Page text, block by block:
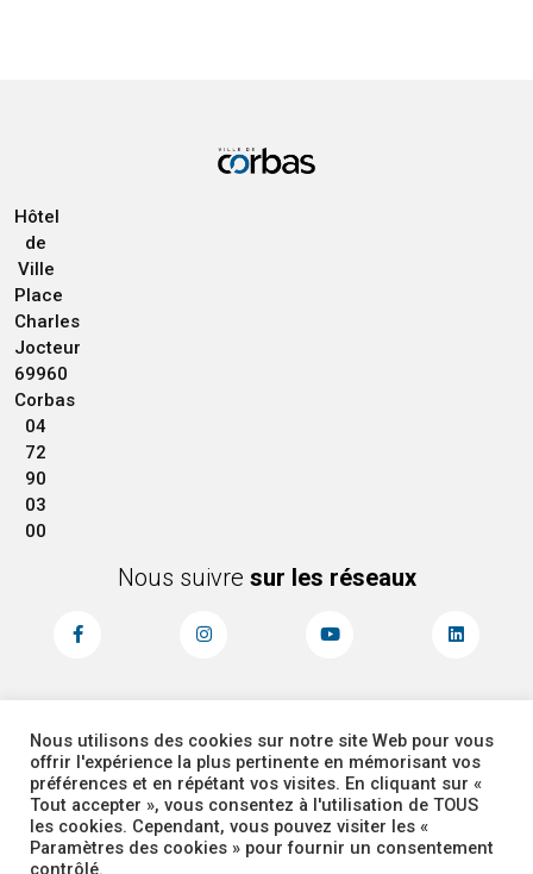
Hôtel
de
Ville
Place
Charles
Jocteur
69960
Corbas
04
72
90
03
00
Nous suivre sur les réseaux
MENTIONS LÉGALES
PLAN DU SITE
ACCESSIBILITÉ
ADMINISTRATEUR
COOKIES
Nous utilisons des cookies sur notre site Web pour vous
offrir l'expérience la plus pertinente en mémorisant vos
préférences et en répétant vos visites. En cliquant sur «
Tout accepter », vous consentez à l'utilisation de TOUS
les cookies. Cependant, vous pouvez visiter les «
Paramètres des cookies » pour fournir un consentement
contrôlé.